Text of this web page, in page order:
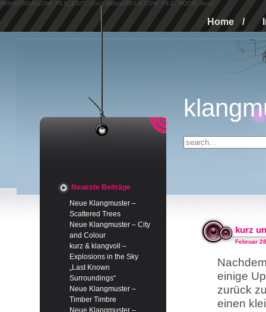
define('DISALLOW_FILE_EDIT', true); define('DISALLOW_FILE_MODS', true);
Home /
Neueste Beiträge
Neue Klangmuster –
Scattered Trees
Neue Klangmuster – City
and Colour
kurz & klangvoll –
Explosions in the Sky
„Last Known
Surroundings“
Neue Klangmuster –
Timber Timbre
Neue Klangmuster –
kurz
Februar
einige
zurück
einen